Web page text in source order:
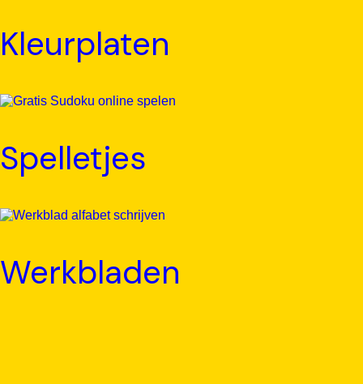
Kleurplaten
Spelletjes
Werkbladen